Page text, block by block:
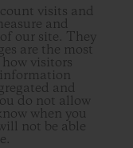
visits and
and
our site. They
are the most
visitors
and
do not allow
when you
not be able